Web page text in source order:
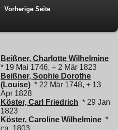
Vorherige Seite
Beißner, Charlotte Wilhelmine
* 19 Mai 1746, + 2 Mär 1823
Beißner, Sophie Dorothe
(Louise) * 22 Mär 1748, + 13
Apr 1828
Köster, Carl Friedrich * 29 Jan
1823
Köster, Caroline Wilhelmine *